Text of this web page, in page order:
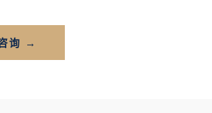
询 →